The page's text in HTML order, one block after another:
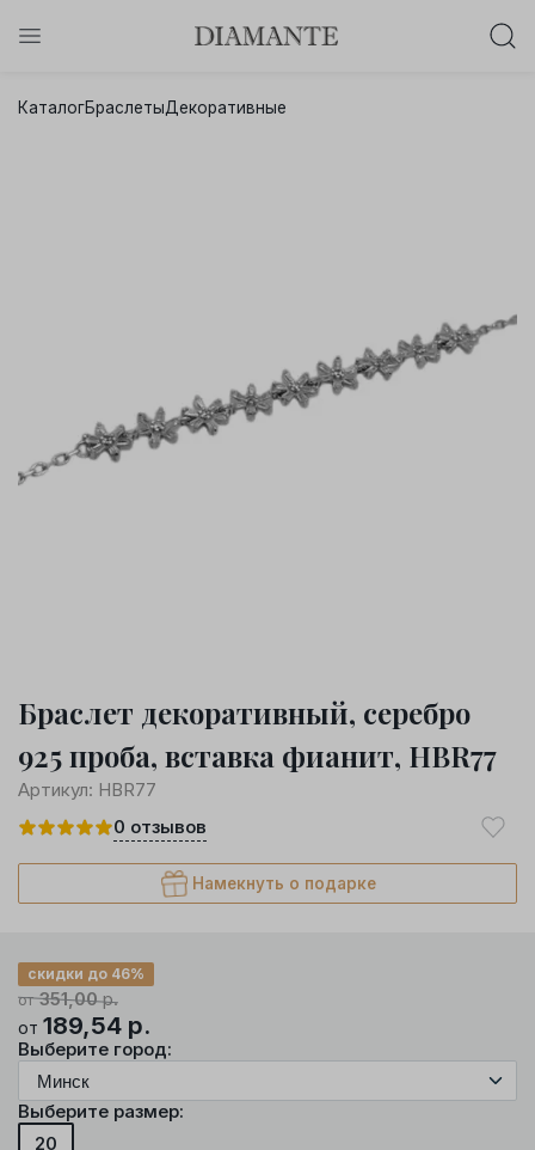
Осталось:
КаталогБраслетыДекоративные
Браслет декоративный, серебро
925 проба, вставка фианит, HBR77
Артикул: HBR77
0 отзывов
Намекнуть о подарке
от351,00р.
скидки до 46%
от 189,54 р.
Выберите город:
Выберите размер:
20